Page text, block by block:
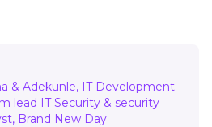
& Adekunle, IT Development
lead IT Security & security
Brand New Day